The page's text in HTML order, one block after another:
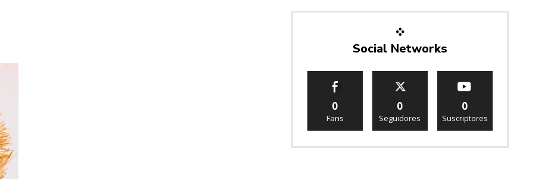
Social Networks
0
Fans
0
Seguidores
0
Suscriptores